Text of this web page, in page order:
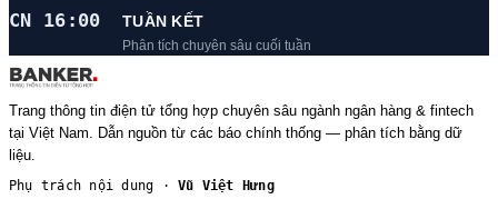
CN 16:00 TUẦN KẾT
Phân tích chuyên sâu cuối tuần
Trang thông tin điện tử tổng hợp chuyên sâu ngành ngân hàng & fintech
tại Việt Nam. Dẫn nguồn từ các báo chính thống — phân tích bằng dữ
liệu.
Phụ trách nội dung ·Vũ Việt Hưng